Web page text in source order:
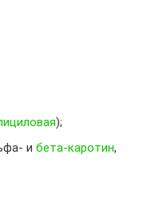
);
и бета-каротин,